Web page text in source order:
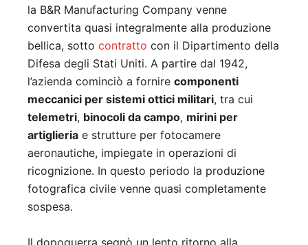
la B&R Manufacturing Company venne
convertita quasi integralmente alla produzione
bellica, sotto contratto con il Dipartimento della
Difesa degli Stati Uniti. A partire dal 1942,
l’azienda cominciò a fornire componenti
meccanici per sistemi ottici militari, tra cui
telemetri, binocoli da campo, mirini per
artiglieria e strutture per fotocamere
aeronautiche, impiegate in operazioni di
ricognizione. In questo periodo la produzione
fotografica civile venne quasi completamente
sospesa.